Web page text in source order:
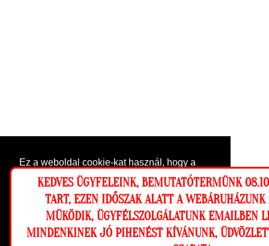
Ez a weboldal cookie-kat használ, hogy a
lehető legjobb élményt nyújtsa honlapunkon.
Beállítások
Engedélyezem
KEDVES ÜGYFELEINK, BEMUTATÓTERMÜNK
TART, EZEN IDŐSZAK ALATT A WEBÁRUHÁZUNK
MÜKÖDIK, ÜGYFÉLSZOLGÁLATUNK EMAILBEN
MINDENKINEK JÓ PIHENÉST KÍVÁNUNK,